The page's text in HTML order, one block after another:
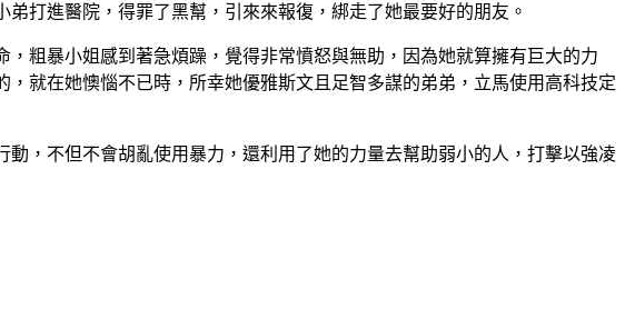
打進醫院，得罪了黑幫，引來來報復，綁走了她最要好的朋友。
粗暴小姐感到著急煩躁，覺得非常憤怒與無助，因為她就算擁有巨大的力
就在她懊惱不已時，所幸她優雅斯文且足智多謀的弟弟，立馬使用高科技定
，不但不會胡亂使用暴力，還利用了她的力量去幫助弱小的人，打擊以強凌